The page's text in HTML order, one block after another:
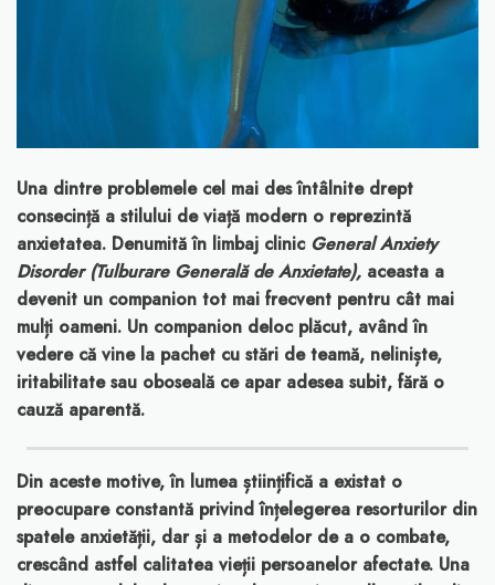
Una dintre problemele cel mai des întâlnite drept
consecință a stilului de viață modern o reprezintă
anxietatea. Denumită în limbaj clinic General Anxiety
Disorder (Tulburare Generală de Anxietate), aceasta a
devenit un companion tot mai frecvent pentru cât mai
mulți oameni. Un companion deloc plăcut, având în
vedere că vine la pachet cu stări de teamă, neliniște,
iritabilitate sau oboseală ce apar adesea subit, fără o
cauză aparentă.
Din aceste motive, în lumea științifică a existat o
preocupare constantă privind înțelegerea resorturilor din
spatele anxietății, dar și a metodelor de a o combate,
crescând astfel calitatea vieții persoanelor afectate. Una